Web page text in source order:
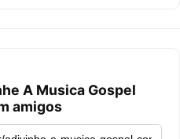
A Musica Gospel
amigos